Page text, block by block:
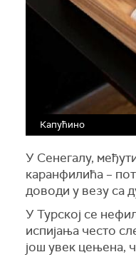
Капућино
У Сенегалу,
каранфилића –
доводи у везу са
У Турској се
испијања често
још увек цењена,